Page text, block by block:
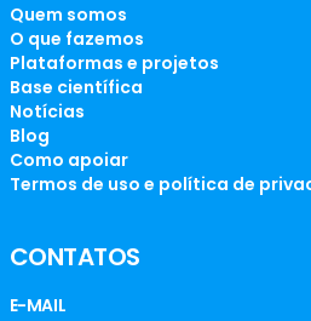
Quem somos
O que fazemos
Plataformas e projetos
Base científica
Notícias
Blog
Como apoiar
Termos de uso e política de
CONTATOS
E-MAIL